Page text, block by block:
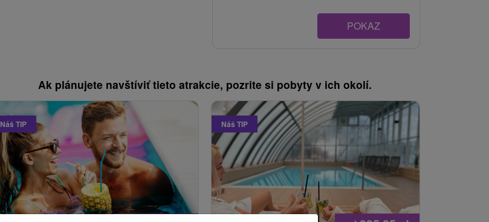
POKAZ
Ak plánujete navštíviť tieto atrakcie, pozrite si pobyty v ich okolí.
Náš TIP Náš TIP